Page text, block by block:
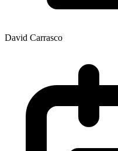
David Carrasco